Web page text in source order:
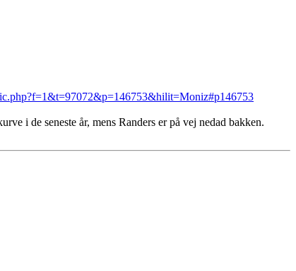
i de seneste år, mens Randers er på vej nedad bakken.